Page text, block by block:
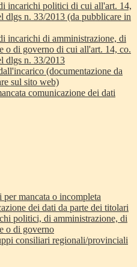
incarichi politici di cui all'art. 14,
dlgs n. 33/2013 (da pubblicare in
incarichi di amministrazione, di
o di governo di cui all'art. 14, co.
dlgs n. 33/2013
(documentazione da
sul sito web)
comunicazione dei dati
per mancata o incompleta
dei dati da parte dei titolari
politici, di amministrazione, di
o di governo
consiliari regionali/provinciali